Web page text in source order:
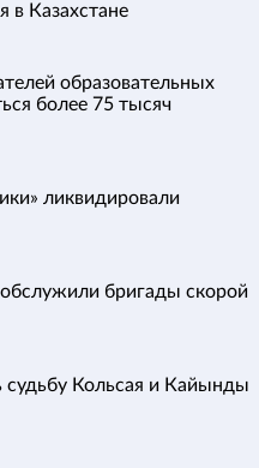
в Казахстане
образовательных
более 75 тысяч
ликвидировали
бригады скорой
Кольсая и Кайынды